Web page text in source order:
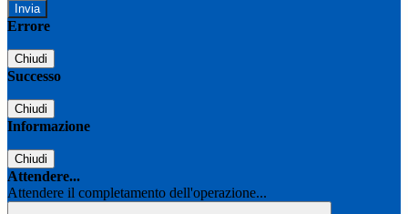
Errore
Chiudi
Successo
Chiudi
Informazione
Chiudi
Attendere...
Attendere il completamento dell'operazione...